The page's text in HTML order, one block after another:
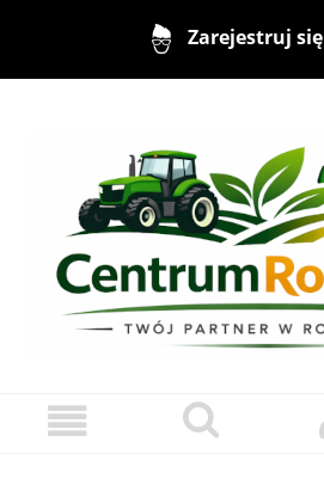
Zarejestruj się